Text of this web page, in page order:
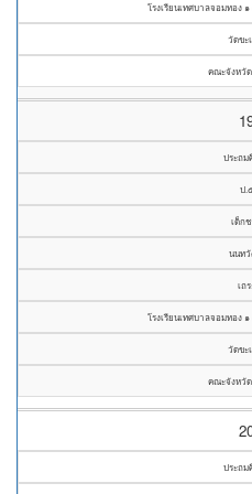
โรงเรียนเทศบาลจอมทอง
วัดขะ
คณะจังหวัด
ประถม
ป.
เด็ก
นนท
เถ
โรงเรียนเทศบาลจอมทอง
วัดขะ
คณะจังหวัด
ประถม